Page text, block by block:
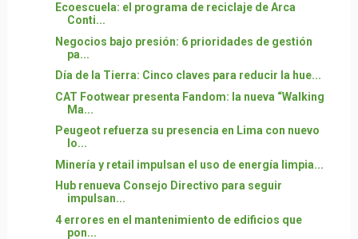
Ecoescuela: el programa de reciclaje de Arca
Conti...
Negocios bajo presión: 6 prioridades de gestión
pa...
Día de la Tierra: Cinco claves para reducir la hue...
CAT Footwear presenta Fandom: la nueva “Walking
Ma...
Peugeot refuerza su presencia en Lima con nuevo
lo...
Minería y retail impulsan el uso de energía limpia...
Hub renueva Consejo Directivo para seguir
impulsan...
4 errores en el mantenimiento de edificios que
pon...